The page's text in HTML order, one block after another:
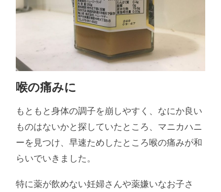
喉の痛みに
もともと身体の調子を崩しやすく、なにか良い
ものはないかと探していたところ、マニカハニ
ーを見つけ、早速ためしたところ喉の痛みが和
らいでいきました。
特に薬が飲めない妊婦さんや薬嫌いなお子さ